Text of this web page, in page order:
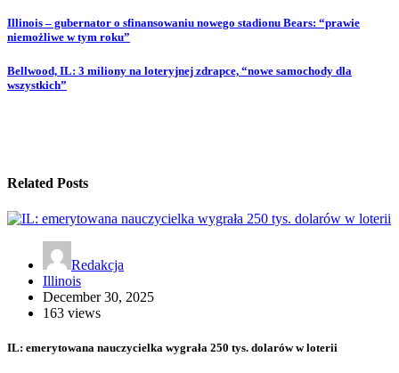
Illinois – gubernator o sfinansowaniu nowego stadionu Bears: “prawie
niemożliwe w tym roku”
Bellwood, IL: 3 miliony na loteryjnej zdrapce, “nowe samochody dla
wszystkich”
Related Posts
Redakcja
Illinois
December 30, 2025
163 views
IL: emerytowana nauczycielka wygrała 250 tys. dolarów w loterii